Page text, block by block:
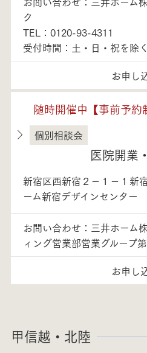
ク
TEL：0120-93-4311
受付時間：土・日・祝を除
お申し
随時開催中【事前予約
東京都
個別相談会
医院開業
新宿区西新宿２－１－１
ーム新宿デザインセンター
お問い合わせ：三井ホーム
ィング営業部営業グループ
お申し
甲信越・北陸